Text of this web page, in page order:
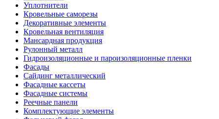
Уплотнители
Кровельные саморезы
Декоративные элементы
Кровельная вентиляция
Мансардная продукция
Рулонный металл
Гидроизоляционные и пароизоляционные пленки
Фасады
Сайдинг металлический
Фасадные кассеты
Фасадные системы
Реечные панели
Комплектующие элементы